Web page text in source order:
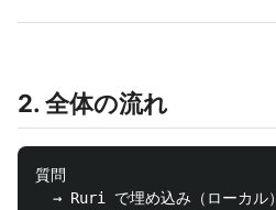
2. 全体の流れ
質問
  → Ruri で埋め込み（ローカル）